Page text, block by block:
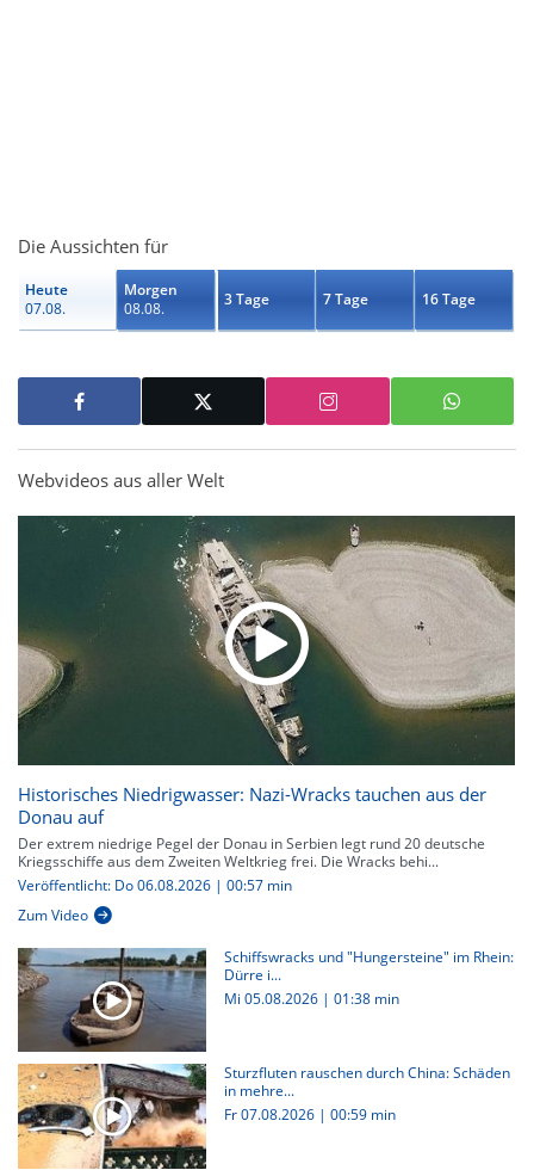
Die Aussichten für
Heute
07.08.
Morgen
08.08.
3 Tage 7 Tage 16 Tage
Webvideos aus aller Welt
Historisches Niedrigwasser: Nazi-Wracks tauchen aus der
Donau auf
Der extrem niedrige Pegel der Donau in Serbien legt rund 20 deutsche
Kriegsschiffe aus dem Zweiten Weltkrieg frei. Die Wracks behi...
Veröffentlicht: Do 06.08.2026 | 00:57 min
Zum Video
Schiffswracks und "Hungersteine" im Rhein:
Dürre i...
Mi 05.08.2026 | 01:38 min
Sturzfluten rauschen durch China: Schäden
in mehre...
Fr 07.08.2026 | 00:59 min